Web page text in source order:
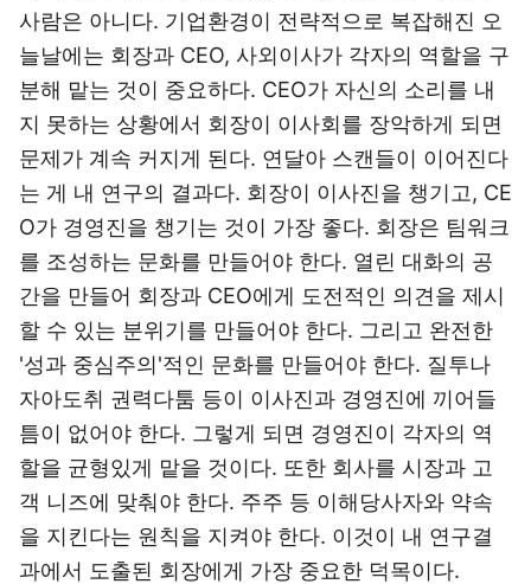
사람은 아니다. 기업환경이 전략적으로 복잡해진 오
늘날에는 회장과 CEO, 사외이사가 각자의 역할을 구
분해 맡는 것이 중요하다. CEO가 자신의 소리를 내
지 못하는 상황에서 회장이 이사회를 장악하게 되면
문제가 계속 커지게 된다. 연달아 스캔들이 이어진다
는 게 내 연구의 결과다. 회장이 이사진을 챙기고, CE
O가 경영진을 챙기는 것이 가장 좋다. 회장은 팀워크
를 조성하는 문화를 만들어야 한다. 열린 대화의 공
간을 만들어 회장과 CEO에게 도전적인 의견을 제시
할 수 있는 분위기를 만들어야 한다. 그리고 완전한
'성과 중심주의'적인 문화를 만들어야 한다. 질투나
자아도취 권력다툼 등이 이사진과 경영진에 끼어들
틈이 없어야 한다. 그렇게 되면 경영진이 각자의 역
할을 균형있게 맡을 것이다. 또한 회사를 시장과 고
객 니즈에 맞춰야 한다. 주주 등 이해당사자와 약속
을 지킨다는 원칙을 지켜야 한다. 이것이 내 연구결
과에서 도출된 회장에게 가장 중요한 덕목이다.